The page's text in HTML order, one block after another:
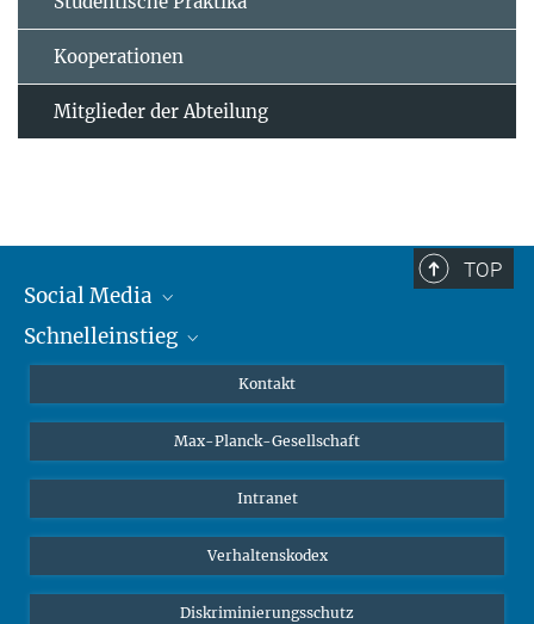
Kooperationen
Mitglieder der Abteilung
TOP
Social Media
Mastodon
Schnelleinstieg
Studierende
Schüler*innen
Öffentlichkeit
Alumnae | Alumni
Kontakt
Max-Planck-Gesellschaft
Intranet
Verhaltenskodex
Diskriminierungsschutz